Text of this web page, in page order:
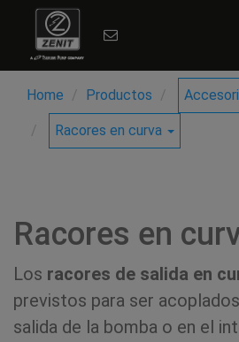
Home Productos
Racores en curva
Racores en
Los racores de salida en
previstos para ser
salida de la bomba o en el